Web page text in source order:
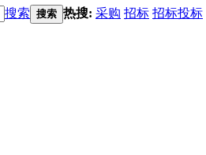
搜索 搜索 热搜: 采购 招标 招标投标